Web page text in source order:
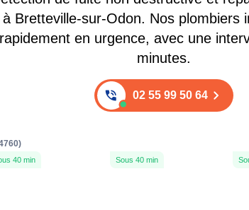
à Bretteville-sur-Odon. Nos plombiers
rapidement en urgence, avec une
minutes.
02 55 99 50 64
40 min Sous 40 min